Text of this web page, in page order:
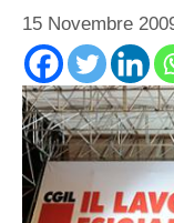
15 Novembre